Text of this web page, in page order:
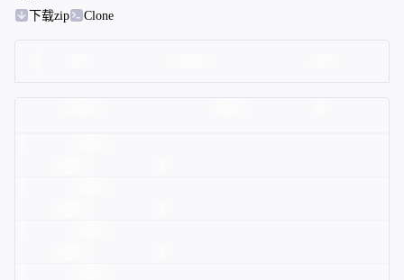
下载zip
Clone